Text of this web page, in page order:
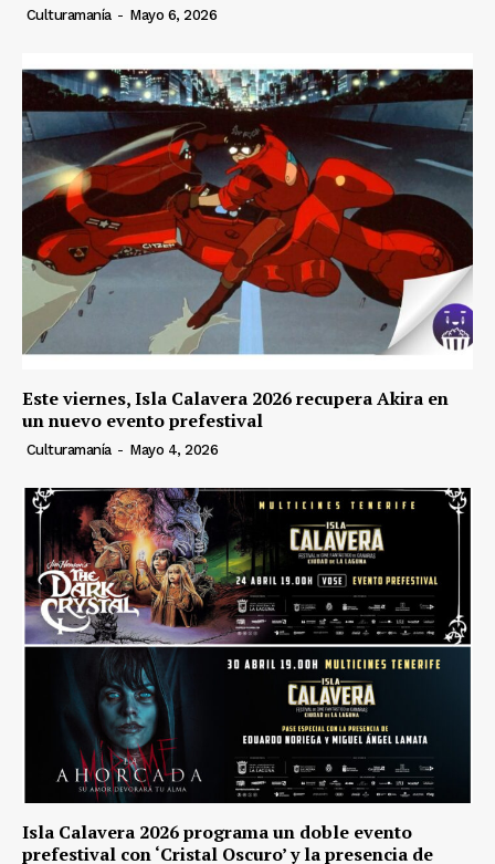
Culturamanía - Mayo 6, 2026
Este viernes, Isla Calavera 2026 recupera Akira en
un nuevo evento prefestival
Culturamanía - Mayo 4, 2026
Isla Calavera 2026 programa un doble evento
prefestival con ‘Cristal Oscuro’ y la presencia de